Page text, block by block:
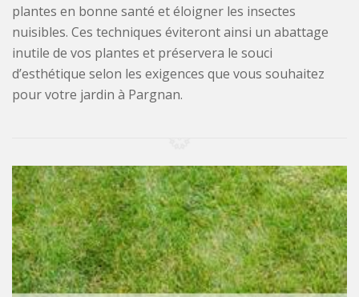
plantes en bonne santé et éloigner les insectes
nuisibles. Ces techniques éviteront ainsi un abattage
inutile de vos plantes et préservera le souci
d’esthétique selon les exigences que vous souhaitez
pour votre jardin à Pargnan.